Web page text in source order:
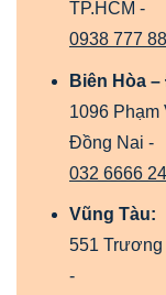
TP.HCM -
0938 777
Biên Hòa
1096 Phạm
Đồng Nai -
032 6666
Vũng Tàu:
551 Trương
-